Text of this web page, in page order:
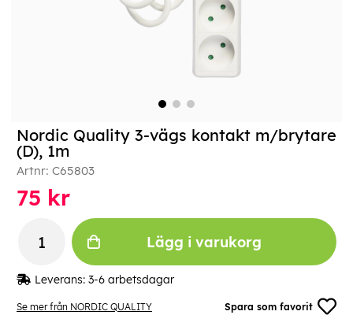
Se mer från NORDIC QUALITY Spara som favorit
Nordic Quality 3-vägs kontakt m/brytare
(D), 1m
Artnr: C65803
75 kr
Lägg i varukorg
Leverans: 3-6 arbetsdagar